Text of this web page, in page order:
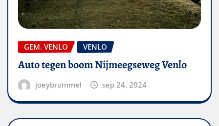
GEM. VENLO VENLO
Auto tegen boom Nijmeegseweg Venlo
joeybrummel sep 24, 2024